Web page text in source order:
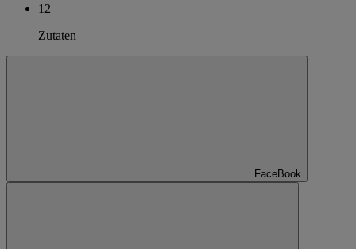
12
Zutaten
FaceBook